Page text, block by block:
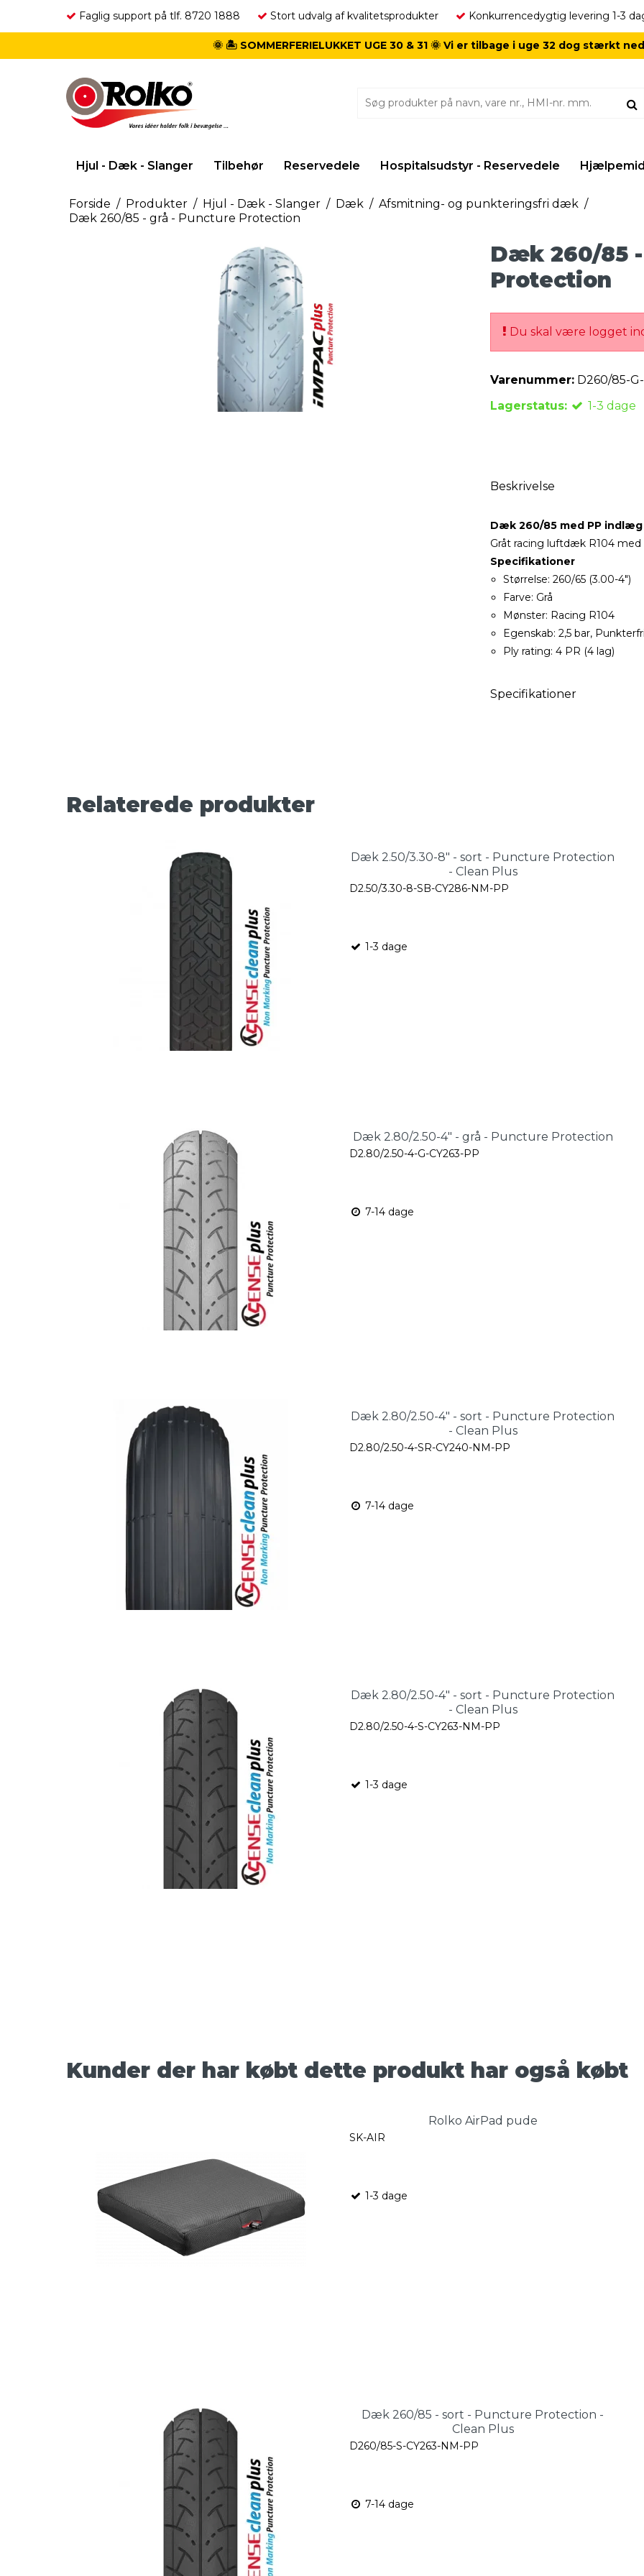
Faglig support på tlf. 8720 1888 Stort udvalg af kvalitetsprodukter Konkurrencedygtig levering 1-3
🌞 🏝️ SOMMERFERIELUKKET UGE 30 & 31 🌞 Vi er tilbage i uge 32 dog stærkt
Hjul - Dæk - Slanger Tilbehør Reservedele Hospitalsudstyr - Reservedele
Forside / Produkter / Hjul - Dæk - Slanger / Dæk / Afsmitning- og punkteringsfri dæk /
Dæk 260/85 - grå - Puncture Protection
Dæk 260/85
Protection
Du skal være logget
Varenummer: D260/85-
Lagerstatus:
1-3 dage
Beskrivelse
Dæk 260/85 med PP indlæg
Gråt racing luftdæk R104
Specifikationer
Størrelse: 260/65 (3.00-4")
Farve: Grå
Mønster: Racing R104
Egenskab: 2,5 bar,
Ply rating: 4 PR (4 lag)
Specifikationer
Relaterede produkter
Dæk 2.50/3.30-8" - sort - Puncture Protection
- Clean Plus
D2.50/3.30-8-SB-CY286-NM-PP
1-3 dage
Dæk 2.80/2.50-4" - grå - Puncture Protection
D2.80/2.50-4-G-CY263-PP
7-14 dage
Dæk 2.80/2.50-4" - sort - Puncture Protection
- Clean Plus
D2.80/2.50-4-SR-CY240-NM-PP
7-14 dage
Dæk 2.80/2.50-4" - sort - Puncture Protection
- Clean Plus
D2.80/2.50-4-S-CY263-NM-PP
1-3 dage
Kunder der har købt dette produkt har også købt
Rolko AirPad pude
SK-AIR
1-3 dage
Dæk 260/85 - sort - Puncture Protection -
Clean Plus
D260/85-S-CY263-NM-PP
7-14 dage